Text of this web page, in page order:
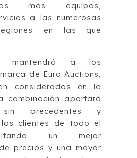
más equipos,
a las numerosas
en las que
mantendrá a los
de Euro Auctions,
considerados en la
combinación aportará
precedentes y
clientes de todo el
un mejor
precios y una mayor